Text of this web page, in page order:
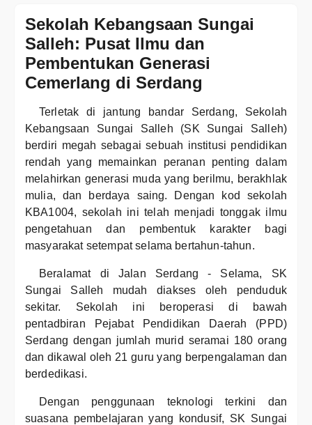
Sekolah Kebangsaan Sungai
Salleh: Pusat Ilmu dan
Pembentukan Generasi
Cemerlang di Serdang
Terletak di jantung bandar Serdang, Sekolah
Kebangsaan Sungai Salleh (SK Sungai Salleh)
berdiri megah sebagai sebuah institusi pendidikan
rendah yang memainkan peranan penting dalam
melahirkan generasi muda yang berilmu, berakhlak
mulia, dan berdaya saing. Dengan kod sekolah
KBA1004, sekolah ini telah menjadi tonggak ilmu
pengetahuan dan pembentuk karakter bagi
masyarakat setempat selama bertahun-tahun.
Beralamat di Jalan Serdang - Selama, SK
Sungai Salleh mudah diakses oleh penduduk
sekitar. Sekolah ini beroperasi di bawah
pentadbiran Pejabat Pendidikan Daerah (PPD)
Serdang dengan jumlah murid seramai 180 orang
dan dikawal oleh 21 guru yang berpengalaman dan
berdedikasi.
Dengan penggunaan teknologi terkini dan
suasana pembelajaran yang kondusif, SK Sungai